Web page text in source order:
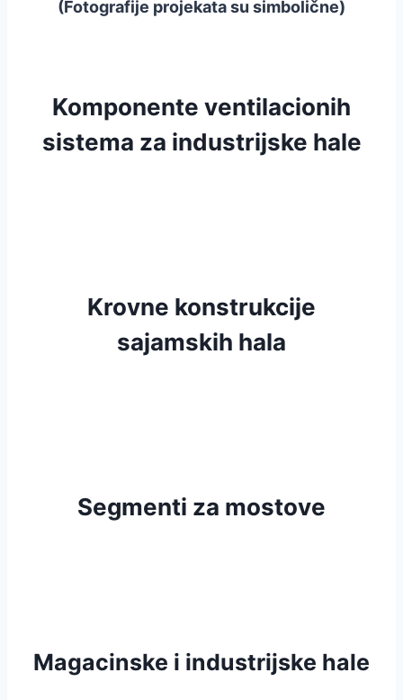
(Fotografije projekata su simbolične)
Komponente ventilacionih
sistema za industrijske hale
Krovne konstrukcije
sajamskih hala
Segmenti za mostove
Magacinske i industrijske hale